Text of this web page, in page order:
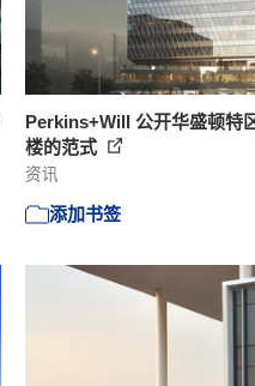
Perkins+Will 公开华盛顿特
楼的范式
资讯
添加书签